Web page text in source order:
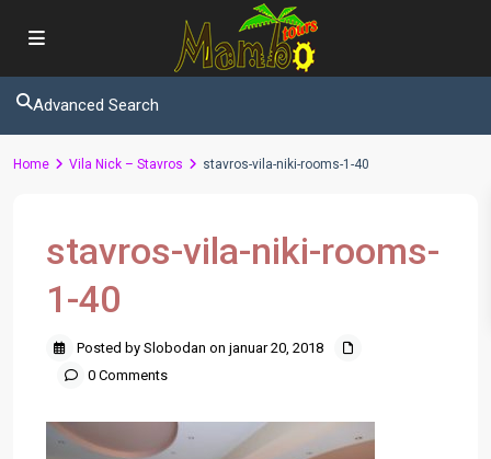
Advanced Search
Home Vila Nick – Stavros stavros-vila-niki-rooms-1-40
stavros-vila-niki-rooms-
1-40
Posted by Slobodan on januar 20, 2018
0 Comments